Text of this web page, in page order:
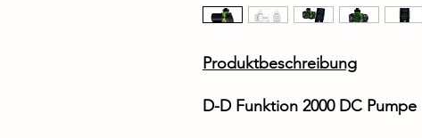
Produktbeschreibung
D-D Funktion 2000 DC Pumpe